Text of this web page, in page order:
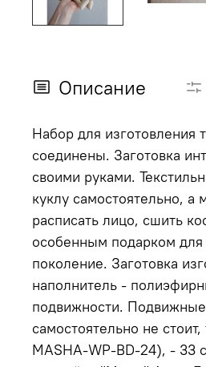
Описание
Набор для изготовления
соединены. Заготовка интерьерной куклы из текстиля пригодится вам, если вы хотите упростить и ускорить процесс создания декоративной куклы
своими руками. Текстильная заготовка куклы - это чистый холст для ваших творческих экспериментов и самовыражения. Вы можете сделать свою
куклу самостоятельно, а
расписать лицо, сшить костюм и
особенным подарком для
поколение. Заготовка изготовлена в ручную из качественных и гипоаллергенных материалов: - ткань - 100% хлопок, цвет ткани - светло-бежевый, -
наполнитель - полиэфирные волокна (синтепух), - швейные нитки. Модель
подвижности. Подвижные
самостоятельно не стоит, требуется опора, позы
MASHA-WP-BD-24), - 33 см (артикул MASHA-WP-BD-33). Заготовка интерьерной куклы ремесленного производства выполнена по авторской